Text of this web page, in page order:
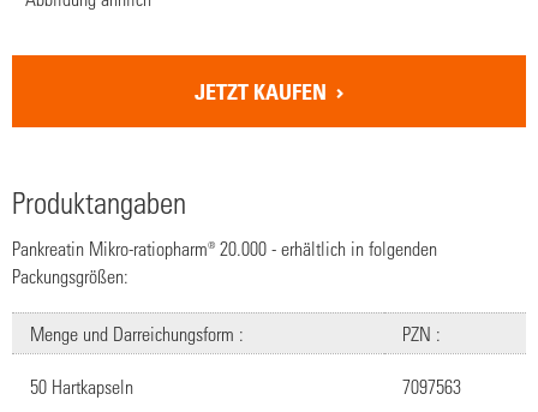
JETZT KAUFEN
Produktangaben
Pankreatin Mikro-ratiopharm® 20.000 - erhältlich in folgenden
Packungsgrößen:
Menge und Darreichungsform : PZN :
50 Hartkapseln 7097563